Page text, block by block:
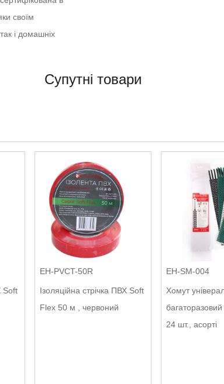
своїм
і домашніх
Супутні товари
Soft
EH-PVCT-50R
Ізоляційна стрічка ПВХ Soft
Flex 50 м , червоний
EH-SM-004
Хомут
24 шт., асорті